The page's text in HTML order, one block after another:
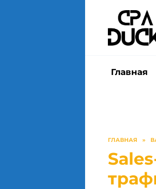
содержанию
Главная
ГЛАВНАЯ »